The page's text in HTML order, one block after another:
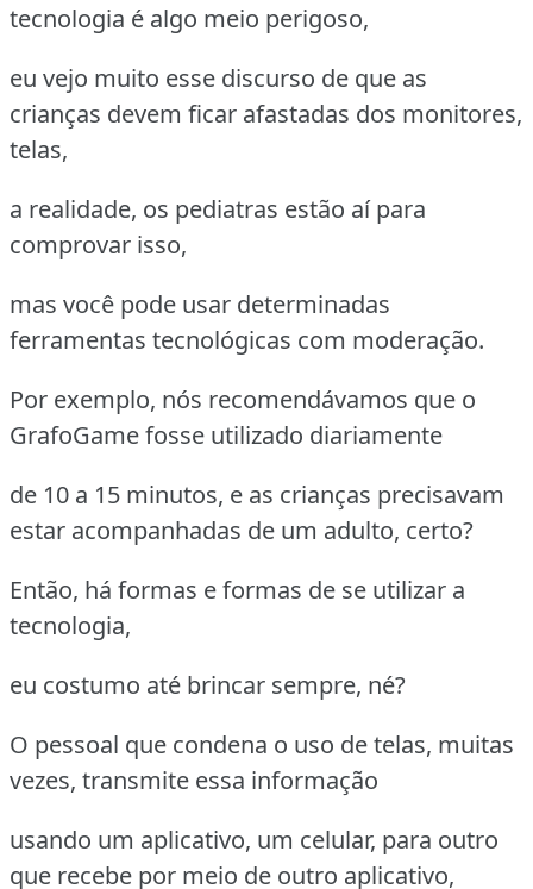
tecnologia é algo meio perigoso,
eu vejo muito esse discurso de que as
crianças devem ficar afastadas dos monitores,
telas,
a realidade, os pediatras estão aí para
comprovar isso,
mas você pode usar determinadas
ferramentas tecnológicas com moderação.
Por exemplo, nós recomendávamos que o
GrafoGame fosse utilizado diariamente
de 10 a 15 minutos, e as crianças precisavam
estar acompanhadas de um adulto, certo?
Então, há formas e formas de se utilizar a
tecnologia,
eu costumo até brincar sempre, né?
O pessoal que condena o uso de telas, muitas
vezes, transmite essa informação
usando um aplicativo, um celular, para outro
que recebe por meio de outro aplicativo,